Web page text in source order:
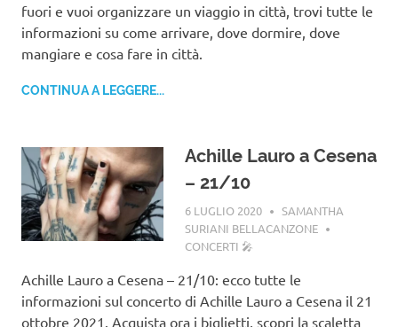
fuori e vuoi organizzare un viaggio in città, trovi tutte le
informazioni su come arrivare, dove dormire, dove
mangiare e cosa fare in città.
CONTINUA A LEGGERE...
Achille Lauro a Cesena
– 21/10
6 LUGLIO 2020
SAMANTHA
SURIANI BELLACANZONE
CONCERTI 🎤
Achille Lauro a Cesena – 21/10: ecco tutte le
informazioni sul concerto di Achille Lauro a Cesena il 21
ottobre 2021. Acquista ora i biglietti, scopri la scaletta